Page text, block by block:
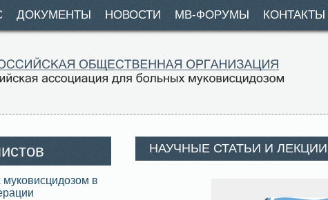
ДОКУМЕНТЫ НОВОСТИ МВ-ФОРУМЫ КОНТАКТЫ
НАУЧНЫЕ СТАТЬИ И
муковисцидозом в